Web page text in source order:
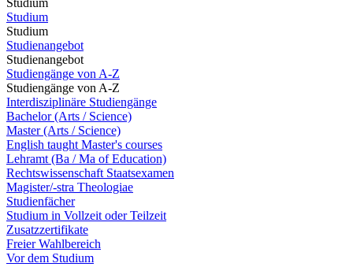
Studium
Studium
Studium
Studienangebot
Studienangebot
Studiengänge von A-Z
Studiengänge von A-Z
Interdisziplinäre Studiengänge
Bachelor (Arts / Science)
Master (Arts / Science)
English taught Master's courses
Lehramt (Ba / Ma of Education)
Rechtswissenschaft Staatsexamen
Magister/-stra Theologiae
Studienfächer
Studium in Vollzeit oder Teilzeit
Zusatzzertifikate
Freier Wahlbereich
Vor dem Studium